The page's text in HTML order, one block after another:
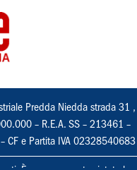
Predda Niedda strada 31 ,
– R.E.A. SS – 213461 –
CF e Partita IVA 02328540683